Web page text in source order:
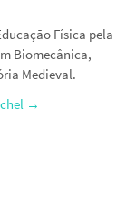
Física pela
Biomecânica,
Medieval.
→